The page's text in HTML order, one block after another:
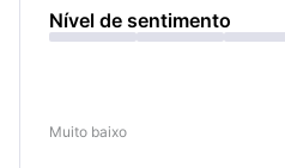
Nível de sentimento
Muito baixo